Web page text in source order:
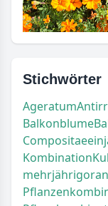
Stichwörter
Ageratum
Balkonblume
Compositae
Kombination
mehrjährig